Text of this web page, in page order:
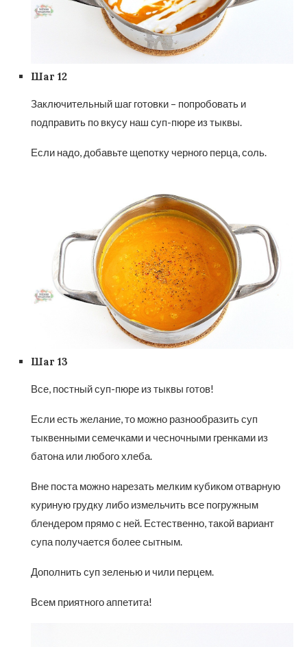
Шаг 12
Заключительный шаг готовки – попробовать и
подправить по вкусу наш суп-пюре из тыквы.
Если надо, добавьте щепотку черного перца, соль.
Шаг 13
Все, постный суп-пюре из тыквы готов!
Если есть желание, то можно разнообразить суп
тыквенными семечками и чесночными гренками из
батона или любого хлеба.
Вне поста можно нарезать мелким кубиком отварную
куриную грудку либо измельчить все погружным
блендером прямо с ней. Естественно, такой вариант
супа получается более сытным.
Дополнить суп зеленью и чили перцем.
Всем приятного аппетита!